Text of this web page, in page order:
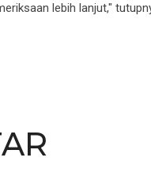
lebih lanjut,"